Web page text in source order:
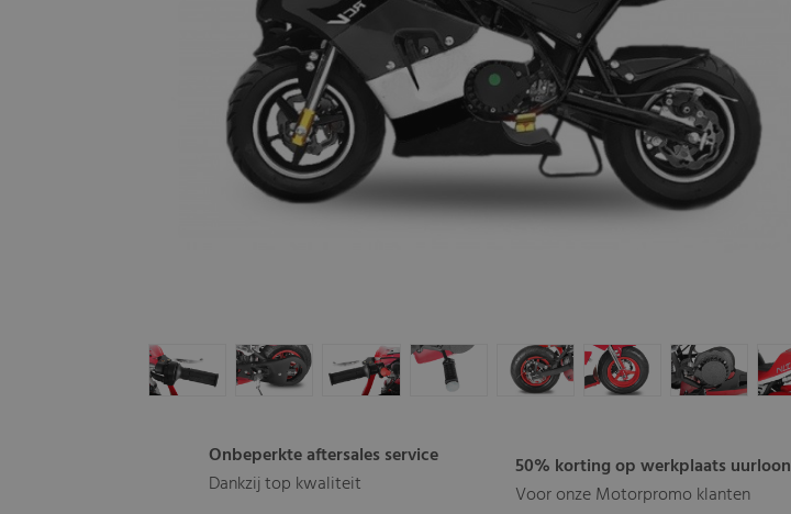
Onbeperkte aftersales service
Dankzij top kwaliteit
50% korting op werkplaats uurloon
Voor onze Motorpromo klanten